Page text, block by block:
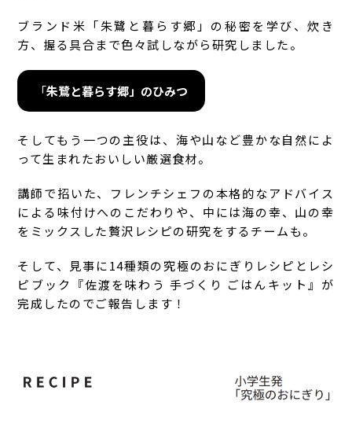
ブランド米「朱鷺と暮らす郷」の秘密を学び、炊き
方、握る具合まで色々試しながら研究しました。
「朱鷺と暮らす郷」のひみつ
そしてもう一つの主役は、海や山など豊かな自然によ
って生まれたおいしい厳選食材。
講師で招いた、フレンチシェフの本格的なアドバイス
による味付けへのこだわりや、中には海の幸、山の幸
をミックスした贅沢レシピの研究をするチームも。
そして、見事に14種類の究極のおにぎりレシピとレシ
ピブック『佐渡を味わう 手づくり ごはんキット』が
完成したのでご報告します！